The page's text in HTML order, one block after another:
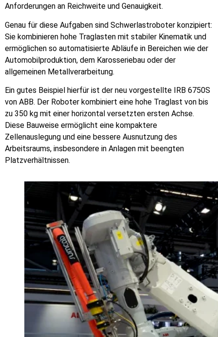
Anforderungen an Reichweite und Genauigkeit.
Genau für diese Aufgaben sind Schwerlastroboter konzipiert:
Sie kombinieren hohe Traglasten mit stabiler Kinematik und
ermöglichen so automatisierte Abläufe in Bereichen wie der
Automobilproduktion, dem Karosseriebau oder der
allgemeinen Metallverarbeitung.
Ein gutes Beispiel hierfür ist der neu vorgestellte IRB 6750S
von ABB. Der Roboter kombiniert eine hohe Traglast von bis
zu 350 kg mit einer horizontal versetzten ersten Achse.
Diese Bauweise ermöglicht eine kompaktere
Zellenauslegung und eine bessere Ausnutzung des
Arbeitsraums, insbesondere in Anlagen mit beengten
Platzverhältnissen.